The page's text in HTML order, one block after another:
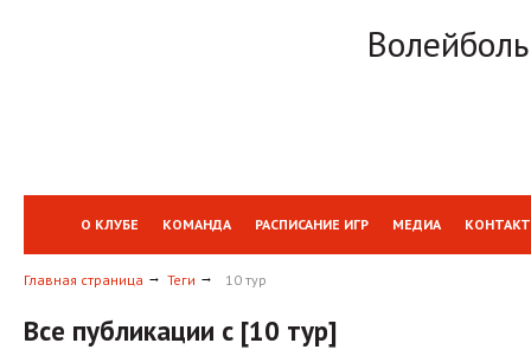
О КЛУБЕ КОМАНДА РАСПИСАНИЕ ИГР МЕДИА
Главная страница Теги 10 тур
Все публикации с [10 тур]